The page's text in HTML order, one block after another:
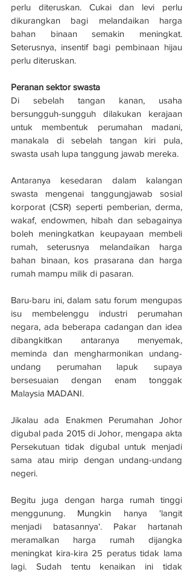
perlu diteruskan. Cukai dan levi perlu
dikurangkan bagi melandaikan harga
bahan binaan semakin meningkat.
Seterusnya, insentif bagi pembinaan hijau
perlu diteruskan.
Peranan sektor swasta
Di sebelah tangan kanan, usaha
bersungguh-sungguh dilakukan kerajaan
untuk membentuk perumahan madani,
manakala di sebelah tangan kiri pula,
swasta usah lupa tanggung jawab mereka.
Antaranya kesedaran dalam kalangan
swasta mengenai tanggungjawab sosial
korporat (CSR) seperti pemberian, derma,
wakaf, endowmen, hibah dan sebagainya
boleh meningkatkan keupayaan membeli
rumah, seterusnya melandaikan harga
bahan binaan, kos prasarana dan harga
rumah mampu milik di pasaran.
Baru-baru ini, dalam satu forum mengupas
isu membelenggu industri perumahan
negara, ada beberapa cadangan dan idea
dibangkitkan antaranya menyemak,
meminda dan mengharmonikan undang-
undang perumahan lapuk supaya
bersesuaian dengan enam tonggak
Malaysia MADANI.
Jikalau ada Enakmen Perumahan Johor
digubal pada 2015 di Johor, mengapa akta
Persekutuan tidak digubal untuk menjadi
sama atau mirip dengan undang-undang
negeri.
Begitu juga dengan harga rumah tinggi
menggunung. Mungkin hanya 'langit
menjadi batasannya'. Pakar hartanah
meramalkan harga rumah dijangka
meningkat kira-kira 25 peratus tidak lama
lagi. Sudah tentu kenaikan ini tidak